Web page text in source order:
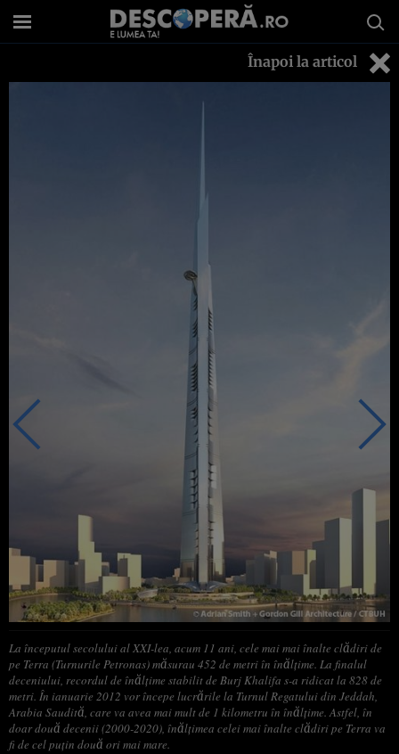
Înapoi la articol
La începutul secolului al XXI-lea, acum 11 ani, cele mai mai înalte clădiri de
pe Terra (Turnurile Petronas) măsurau 452 de metri în înălţime. La finalul
deceniului, recordul de înălţime stabilit de Burj Khalifa s-a ridicat la 828 de
metri. În ianuarie 2012 vor începe lucrările la Turnul Regatului din Jeddah,
Arabia Saudită, care va avea mai mult de 1 kilometru în înălţime. Astfel, în
doar două decenii (2000-2020), înălţimea celei mai înalte clădiri pe Terra va
fi de cel puţin două ori mai mare.